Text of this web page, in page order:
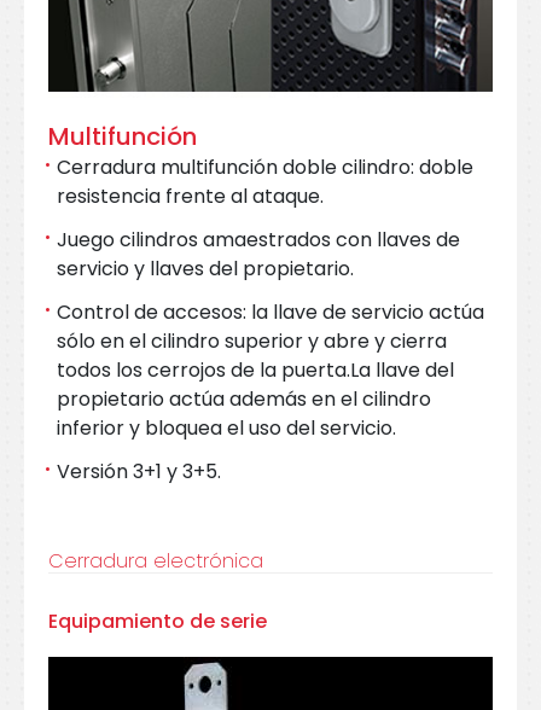
Multifunción
Cerradura multifunción doble cilindro: doble
resistencia frente al ataque.
Juego cilindros amaestrados con llaves de
servicio y llaves del propietario.
Control de accesos: la llave de servicio actúa
sólo en el cilindro superior y abre y cierra
todos los cerrojos de la puerta.La llave del
propietario actúa además en el cilindro
inferior y bloquea el uso del servicio.
Versión 3+1 y 3+5.
Cerradura electrónica
Equipamiento de serie